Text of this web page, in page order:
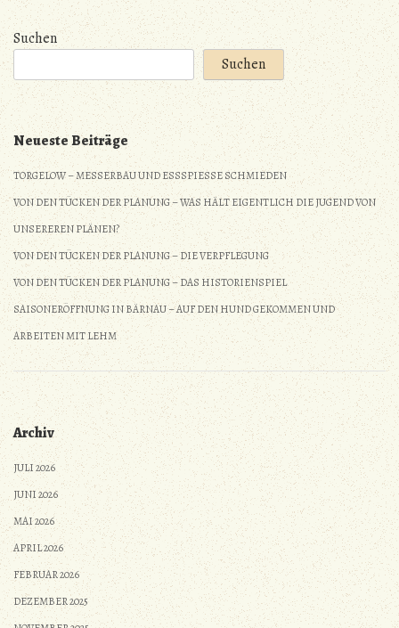
Suchen
Suchen
Neueste Beiträge
TORGELOW – MESSERBAU UND ESSSPIESSE SCHMIEDEN
VON DEN TÜCKEN DER PLANUNG – WAS HÄLT EIGENTLICH DIE JUGEND VON
UNSEREREN PLÄNEN?
VON DEN TÜCKEN DER PLANUNG – DIE VERPFLEGUNG
VON DEN TÜCKEN DER PLANUNG – DAS HISTORIENSPIEL
SAISONERÖFFNUNG IN BÄRNAU – AUF DEN HUND GEKOMMEN UND
ARBEITEN MIT LEHM
Archiv
JULI 2026
JUNI 2026
MAI 2026
APRIL 2026
FEBRUAR 2026
DEZEMBER 2025